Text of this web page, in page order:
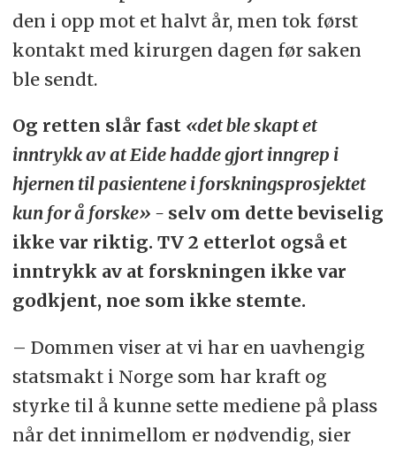
den i opp mot et halvt år, men tok først
kontakt med kirurgen dagen før saken
ble sendt.
Og retten slår fast «det ble skapt et
inntrykk av at Eide hadde gjort inngrep i
hjernen til pasientene i forskningsprosjektet
kun for å forske» - selv om dette beviselig
ikke var riktig. TV 2 etterlot også et
inntrykk av at forskningen ikke var
godkjent, noe som ikke stemte.
– Dommen viser at vi har en uavhengig
statsmakt i Norge som har kraft og
styrke til å kunne sette mediene på plass
når det innimellom er nødvendig, sier